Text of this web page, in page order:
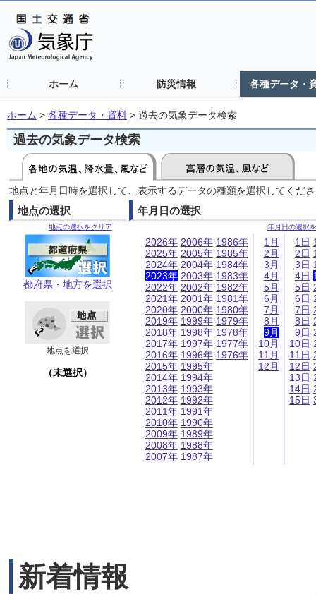
ホーム 防災情報 各種データ・
ホーム > 各種データ・資料 > 過去の気象データ検索
過去の気象データ検索
地点と年月日時を選択して、表示するデータの種類を選択してくだ
地点の選択
地点の選択をクリア
都府県・地方を選択
地点を選択
（未選択）
年月日の選択
年月日の選択
2026年
2025年
2024年
2023年
2022年
2021年
2020年
2019年
2018年
2017年
2016年
2015年
2014年
2013年
2012年
2011年
2010年
2009年
2008年
2007年
2006年
2005年
2004年
2003年
2002年
2001年
2000年
1999年
1998年
1997年
1996年
1995年
1994年
1993年
1992年
1991年
1990年
1989年
1988年
1987年
1986年
1985年
1984年
1983年
1982年
1981年
1980年
1979年
1978年
1977年
1976年
1月
2月
3月
4月
5月
6月
7月
8月
9月
10月
11月
12月
1日
2日
3日
4日
5日
6日
7日
8日
9日
10日
11日
12日
13日
14日
15日
新着情報